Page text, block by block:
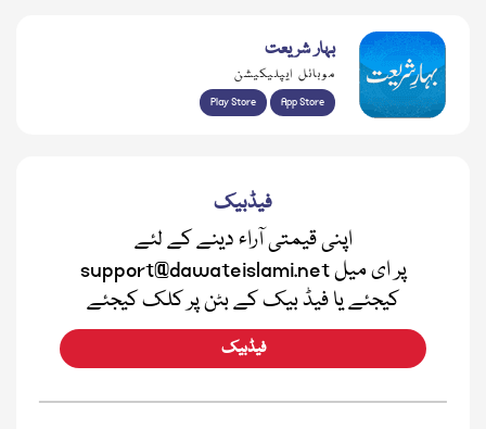
بہار شریعت
موبائل ایپلیکیشن
Play Store App Store
فیڈبیک
اپنی قیمتی آراء دینے کے لئے
support@dawateislami.net پر ای میل
کیجئے یا فیڈ بیک کے بٹن پر کلک کیجئے
فیڈبیک